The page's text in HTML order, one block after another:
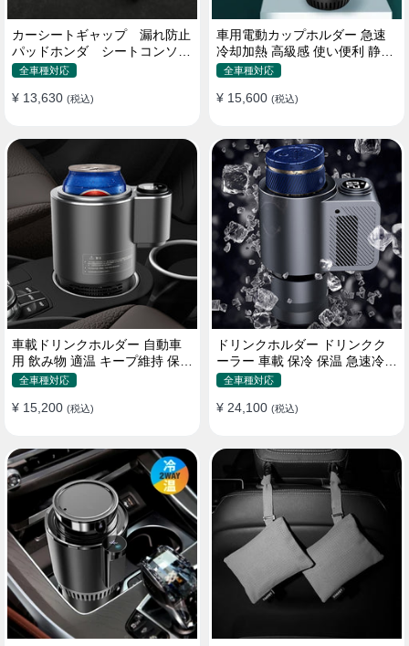
カーシートギャップ 漏れ防止
パッドホンダ シートコンソー
ル 隙間 クッション
全車種対応
¥ 13,630 (税込)
車用電動カップホルダー 急速
冷却加熱 高級感 使い便利 静音
収納 飲み物
全車種対応
¥ 15,600 (税込)
車載ドリンクホルダー 自動車
用 飲み物 適温 キープ維持 保温
冷機能付き
全車種対応
¥ 15,200 (税込)
ドリンクホルダー ドリンクク
ーラー 車載 保冷 保温 急速冷却
缶対応
全車種対応
¥ 24,100 (税込)